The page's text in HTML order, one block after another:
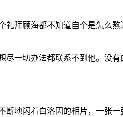
拜顾海都不知道自个是怎么
一切办法都联系不到他。没
地闪着白洛因的相片，一张一